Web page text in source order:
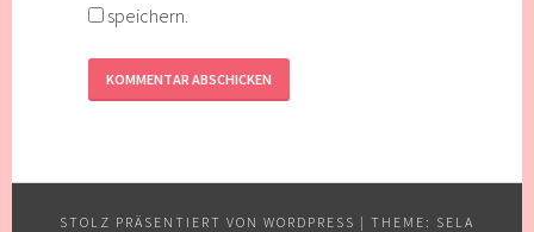
speichern.
STOLZ PRÄSENTIERT VON WORDPRESS | THEME: SELA